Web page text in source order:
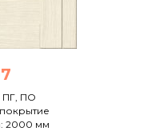
ПГ, ПО
2000 мм